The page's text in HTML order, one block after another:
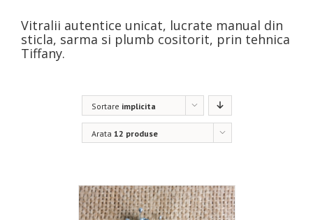
Vitralii autentice unicat, lucrate manual din
sticla, sarma si plumb cositorit, prin tehnica
Tiffany.
Sortare implicita
Arata 12 produse